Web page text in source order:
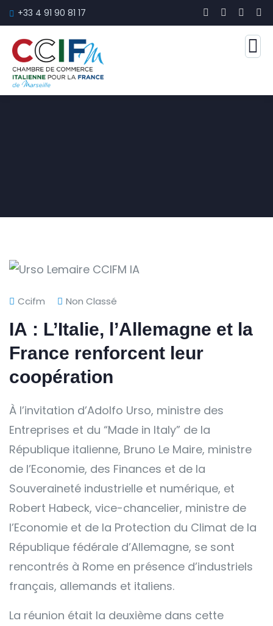
+33 4 91 90 81 17
Ccifm Non Classé
IA : L’Italie, l’Allemagne et la
France renforcent leur
coopération
À l’invitation d’Adolfo Urso, ministre des
Entreprises et du “Made in Italy” de la
République italienne, Bruno Le Maire, ministre
de l’Economie, des Finances et de la
Souveraineté industrielle et numérique, et
Robert Habeck, vice-chancelier, ministre de
l’Economie et de la Protection du Climat de la
République fédérale d’Allemagne, se sont
rencontrés à Rome en présence d’industriels
français, allemands et italiens.
La réunion était la deuxième dans cette